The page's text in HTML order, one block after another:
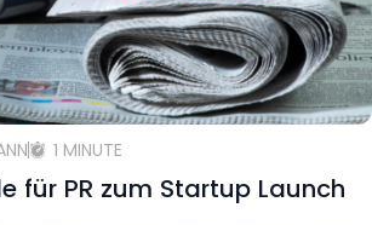
1 MINUTE
für PR zum Startup Launch